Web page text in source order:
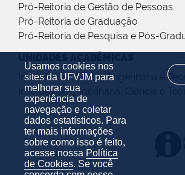
Usamos cookies nos
sites da UFVJM para
melhorar sua
experiência de
navegação e coletar
dados estatísticos. Para
ter mais informações
sobre como isso é feito,
acesse nossa Política
de Cookies. Se você
Pró-Reitoria de Gestão de Pessoas
Pró-Reitoria de Graduação
Pró-Reitoria de Pesquisa e Pós-
Instituto de Ciência, Engenharia e
Instituto de Engenharia, Ciência e